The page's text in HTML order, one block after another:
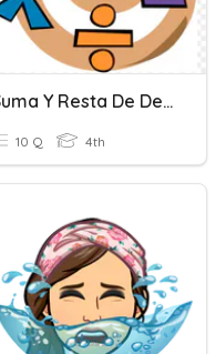
Suma Y Resta De De Fracciones Con El Mismo Denominador
10 Q 4th